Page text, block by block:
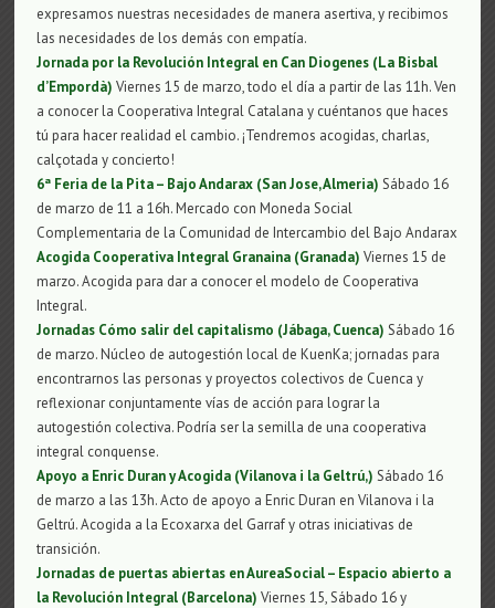
expresamos nuestras necesidades de manera asertiva, y recibimos
las necesidades de los demás con empatía.
Jornada por la Revolución Integral en Can Diogenes (La Bisbal
d’Empordà)Viernes 15 de marzo, todo el día a partir de las 11h. Ven
a conocer la Cooperativa Integral Catalana y cuéntanos que haces
tú para hacer realidad el cambio. ¡Tendremos acogidas, charlas,
calçotada y concierto!
6ª Feria de la Pita – Bajo Andarax (San Jose, Almeria) Sábado 16
de marzo de 11 a 16h. Mercado con Moneda Social
Complementaria de la Comunidad de Intercambio del Bajo Andarax
Acogida Cooperativa Integral Granaina (Granada) Viernes 15 de
marzo. Acogida para dar a conocer el modelo de Cooperativa
Integral.
Jornadas Cómo salir del capitalismo (Jábaga, Cuenca) Sábado 16
de marzo. Núcleo de autogestión local de KuenKa; jornadas para
encontrarnos las personas y proyectos colectivos de Cuenca y
reflexionar conjuntamente vías de acción para lograr la
autogestión colectiva. Podría ser la semilla de una cooperativa
integral conquense.
Apoyo a Enric Duran y Acogida (Vilanova i la Geltrú,) Sábado 16
de marzo a las 13h. Acto de apoyo a Enric Duran en Vilanova i la
Geltrú. Acogida a la Ecoxarxa del Garraf y otras iniciativas de
transición.
Jornadas de puertas abiertas en AureaSocial – Espacio abierto a
la Revolución Integral (Barcelona) Viernes 15, Sábado 16 y